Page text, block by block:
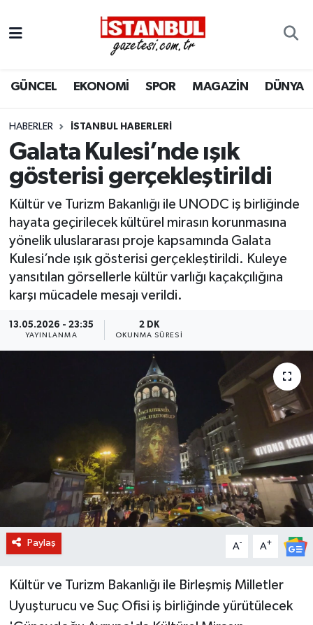
GÜNCEL EKONOMİ SPOR MAGAZİN DÜNYA
HABERLER İSTANBUL HABERLERI
Galata Kulesi’nde ışık
gösterisi gerçekleştirildi
Kültür ve Turizm Bakanlığı ile UNODC iş birliğinde
hayata geçirilecek kültürel mirasın korunmasına
yönelik uluslararası proje kapsamında Galata
Kulesi’nde ışık gösterisi gerçekleştirildi. Kuleye
yansıtılan görsellerle kültür varlığı kaçakçılığına
karşı mücadele mesajı verildi.
13.05.2026 - 23:35
YAYINLANMA
2 DK
OKUNMA SÜRESI
Paylaş A- A+
Kültür ve Turizm Bakanlığı ile Birleşmiş Milletler
Uyuşturucu ve Suç Ofisi iş birliğinde yürütülecek
EKONOMİ
İSTANBUL
DÜNYA
MAGAZİN
KÜLTÜR SANAT
SAĞLIK
BİLİM VE TEKNOLOJİ
Nöbetçi Eczaneler
Hava Durumu
Trafik Durumu
Süper Lig Puan Durumu ve Fikstür
Son Dakika Haberleri
Haber Arşivi